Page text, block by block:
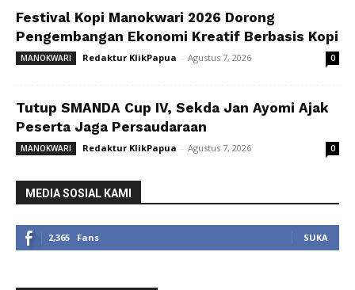
Festival Kopi Manokwari 2026 Dorong
Pengembangan Ekonomi Kreatif Berbasis Kopi
MANOKWARI Redaktur KlikPapua - Agustus 7, 2026 0
Tutup SMANDA Cup IV, Sekda Jan Ayomi Ajak
Peserta Jaga Persaudaraan
MANOKWARI Redaktur KlikPapua - Agustus 7, 2026 0
MEDIA SOSIAL KAMI
2,365 Fans SUKA